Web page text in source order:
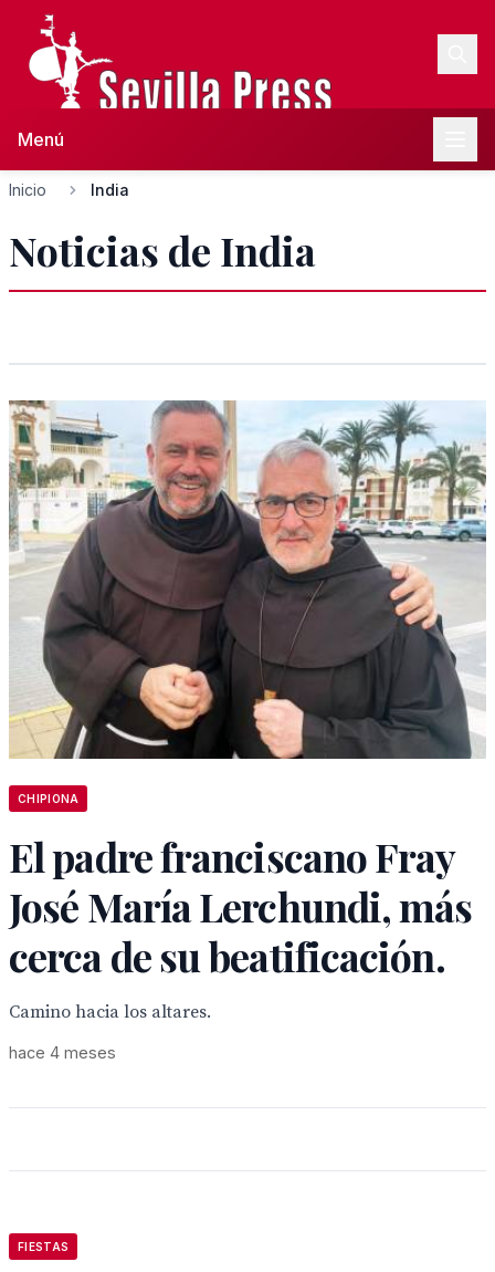
Menú
Inicio India
Noticias de India
CHIPIONA
El padre franciscano Fray
José María Lerchundi, más
cerca de su beatificación.
Camino hacia los altares.
hace 4 meses
FIESTAS